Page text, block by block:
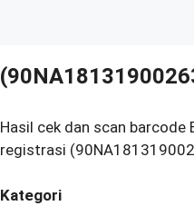
Hasil cek dan scan barcode
registrasi
Kategori